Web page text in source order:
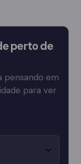
perto de
pensando em
para ver